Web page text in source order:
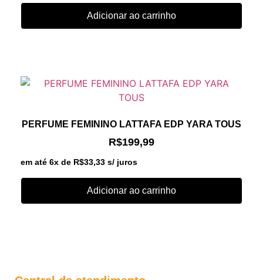
Adicionar ao carrinho
PERFUME FEMININO LATTAFA EDP YARA TOUS
R$199,99
em até 6x de R$33,33 s/ juros
Adicionar ao carrinho